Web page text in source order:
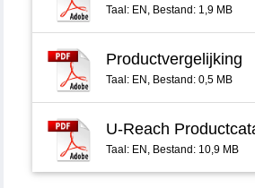
Taal: EN, Bestand: 1,9 MB
Productvergelijking
Taal: EN, Bestand: 0,5 MB
U-Reach
Taal: EN, Bestand: 10,9 MB